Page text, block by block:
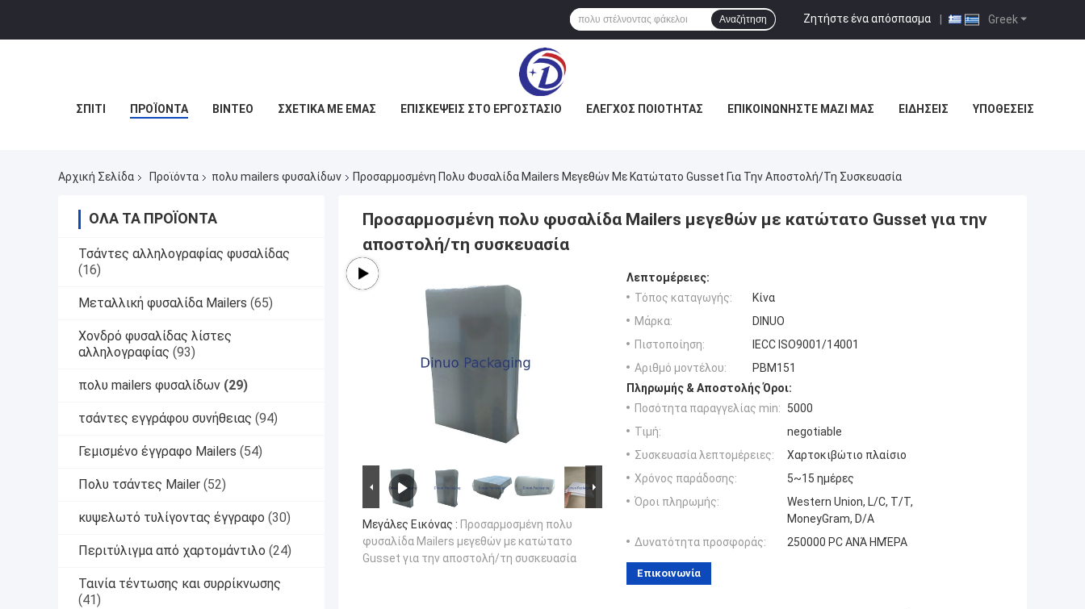
Greek
Ζητήστε ένα απόσπασμα |
Αναζήτηση
ΣΠΊΤΙ ΠΡΟΪΌΝΤΑ ΒΊΝΤΕΟ ΣΧΕΤΙΚΆ ΜΕ ΕΜΆΣ ΕΠΙΣΚΈΨΕΙΣ ΣΤΟ ΕΡΓΟΣΤΆΣΙΟ ΈΛΕΓΧΟΣ ΠΟΙΌΤΗΤΑΣ ΕΠΙΚΟΙΝΩΝΉΣΤΕ ΜΑΖΊ ΜΑΣ ΕΙΔΉΣΕΙΣ ΥΠΟΘΈΣΕΙΣ
Αρχική Σελίδα Προϊόντα πολυ mailers φυσαλίδων Προσαρμοσμένη Πολυ Φυσαλίδα Mailers Μεγεθών Με Κατώτατο Gusset Για Την Αποστολή/τη Συσκευασία
ΌΛΑ ΤΑ ΠΡΟΪΌΝΤΑ
Τσάντες αλληλογραφίας φυσαλίδας
(16)
Μεταλλική φυσαλίδα Mailers (65)
Χονδρό φυσαλίδας λίστες
αλληλογραφίας (93)
πολυ mailers φυσαλίδων (29)
τσάντες εγγράφου συνήθειας (94)
Γεμισμένο έγγραφο Mailers (54)
Πολυ τσάντες Mailer (52)
κυψελωτό τυλίγοντας έγγραφο (30)
Περιτύλιγμα από χαρτομάντιλο (24)
Ταινία τέντωσης και συρρίκνωσης
(41)
Προσαρμοσμένη πολυ φυσαλίδα Mailers μεγεθών με κατώτατο Gusset για την
αποστολή/τη συσκευασία
Μεγάλες Εικόνας : Προσαρμοσμένη πολυ
φυσαλίδα Mailers μεγεθών με κατώτατο
Gusset για την αποστολή/τη συσκευασία
Λεπτομέρειες:
Τόπος καταγωγής:
Κίνα
Μάρκα:
DINUO
Πιστοποίηση:
IECC ISO9001/14001
Αριθμό μοντέλου:
PBM151
Πληρωμής & Αποστολής Όροι:
Ποσότητα παραγγελίας min:
5000
Τιμή:
negotiable
Συσκευασία λεπτομέρειες:
Χαρτοκιβώτιο πλαίσιο
Χρόνος παράδοσης:
5~15 ημέρες
Όροι πληρωμής:
Western Union, L/C, T/T,
MoneyGram, D/A
Δυνατότητα προσφοράς:
250000 PC ΑΝΆ ΗΜΈΡΑ
Επικοινωνία